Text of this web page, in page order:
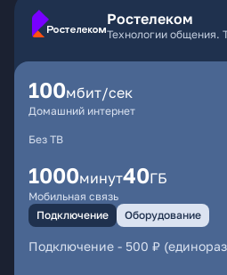
Ростелеком
Технологии общения.
100мбит/сек
Домашний интернет
Без ТВ
1000минут40ГБ
Мобильная связь
Подключение
Оборудование
Подключение - 500 ₽